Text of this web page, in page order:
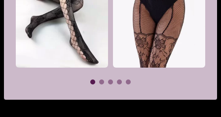
Couleur
Taille Unique (36 à 42)
Taille du collant
Haute (effet gainant, bon